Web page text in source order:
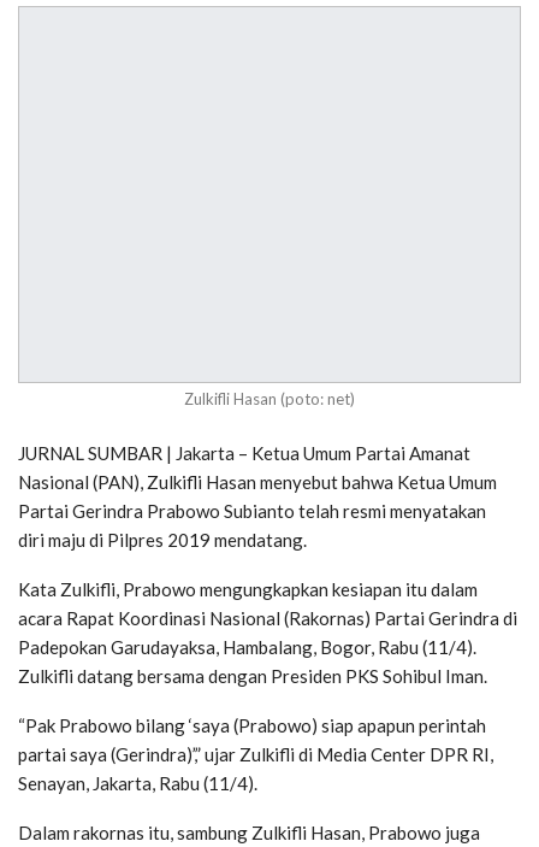
Zulkifli Hasan (poto: net)
JURNAL SUMBAR | Jakarta – Ketua Umum Partai Amanat
Nasional (PAN), Zulkifli Hasan menyebut bahwa Ketua Umum
Partai Gerindra Prabowo Subianto telah resmi menyatakan
diri maju di Pilpres 2019 mendatang.
Kata Zulkifli, Prabowo mengungkapkan kesiapan itu dalam
acara Rapat Koordinasi Nasional (Rakornas) Partai Gerindra di
Padepokan Garudayaksa, Hambalang, Bogor, Rabu (11/4).
Zulkifli datang bersama dengan Presiden PKS Sohibul Iman.
“Pak Prabowo bilang ‘saya (Prabowo) siap apapun perintah
partai saya (Gerindra)’,” ujar Zulkifli di Media Center DPR RI,
Senayan, Jakarta, Rabu (11/4).
Dalam rakornas itu, sambung Zulkifli Hasan, Prabowo juga